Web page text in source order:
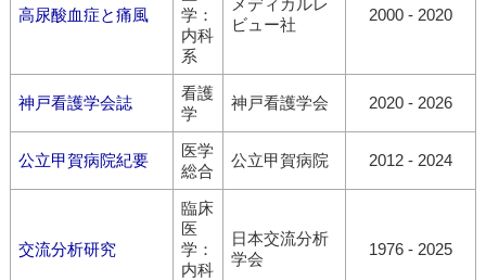
高尿酸血症と痛風
学：
内科
系
メディカルレ
ビュー社
2000 - 2020
神戸看護学会誌
看護
学
神戸看護学会 2020 - 2026
公立甲賀病院紀要
医学
総合
公立甲賀病院 2012 - 2024
交流分析研究
臨床
医
学：
内科
日本交流分析
学会
1976 - 2025